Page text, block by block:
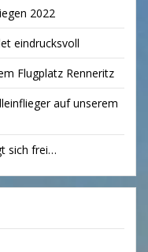
2022
eindrucksvoll
Flugplatz Renneritz
auf unserem
sich frei…